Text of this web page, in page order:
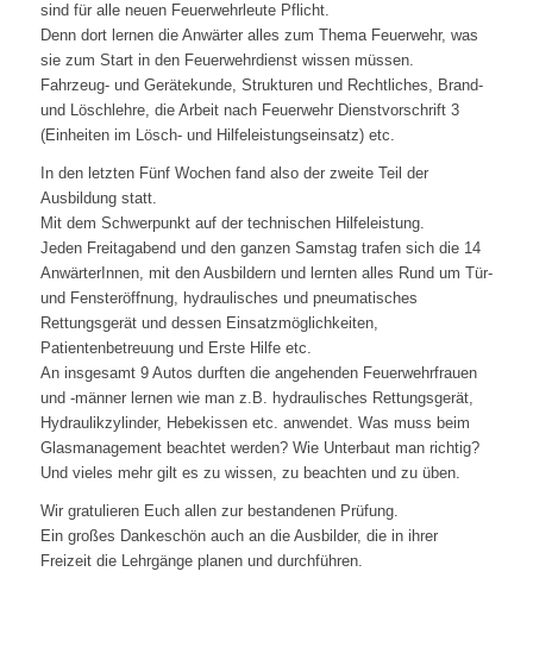
sind für alle neuen Feuerwehrleute Pflicht.
Denn dort lernen die Anwärter alles zum Thema Feuerwehr, was
sie zum Start in den Feuerwehrdienst wissen müssen.
Fahrzeug- und Gerätekunde, Strukturen und Rechtliches, Brand-
und Löschlehre, die Arbeit nach Feuerwehr Dienstvorschrift 3
(Einheiten im Lösch- und Hilfeleistungseinsatz) etc.
In den letzten Fünf Wochen fand also der zweite Teil der
Ausbildung statt.
Mit dem Schwerpunkt auf der technischen Hilfeleistung.
Jeden Freitagabend und den ganzen Samstag trafen sich die 14
AnwärterInnen, mit den Ausbildern und lernten alles Rund um Tür-
und Fensteröffnung, hydraulisches und pneumatisches
Rettungsgerät und dessen Einsatzmöglichkeiten,
Patientenbetreuung und Erste Hilfe etc.
An insgesamt 9 Autos durften die angehenden Feuerwehrfrauen
und -männer lernen wie man z.B. hydraulisches Rettungsgerät,
Hydraulikzylinder, Hebekissen etc. anwendet. Was muss beim
Glasmanagement beachtet werden? Wie Unterbaut man richtig?
Und vieles mehr gilt es zu wissen, zu beachten und zu üben.
Wir gratulieren Euch allen zur bestandenen Prüfung.
Ein großes Dankeschön auch an die Ausbilder, die in ihrer
Freizeit die Lehrgänge planen und durchführen.